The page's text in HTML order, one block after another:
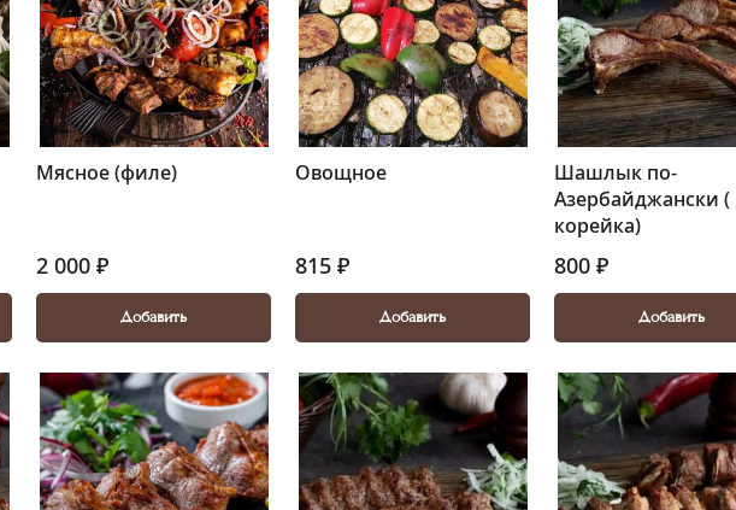
Мясное (филе)
2 000 ₽
Добавить
Овощное
815 ₽
Добавить
Шашлык по-
Азербайджански (
корейка)
800 ₽
Добавить